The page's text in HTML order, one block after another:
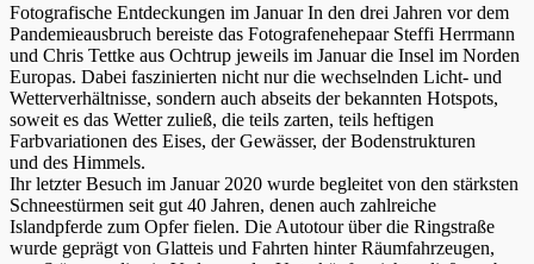
Fotografische Entdeckungen im Januar In den drei Jahren vor dem
Pandemieausbruch bereiste das Fotografenehepaar Steffi Herrmann
und Chris Tettke aus Ochtrup jeweils im Januar die Insel im Norden
Europas. Dabei faszinierten nicht nur die wechselnden Licht- und
Wetterverhältnisse, sondern auch abseits der bekannten Hotspots,
soweit es das Wetter zuließ, die teils zarten, teils heftigen
Farbvariationen des Eises, der Gewässer, der Bodenstrukturen
und des Himmels.
Ihr letzter Besuch im Januar 2020 wurde begleitet von den stärksten
Schneestürmen seit gut 40 Jahren, denen auch zahlreiche
Islandpferde zum Opfer fielen. Die Autotour über die Ringstraße
wurde geprägt von Glatteis und Fahrten hinter Räumfahrzeugen,